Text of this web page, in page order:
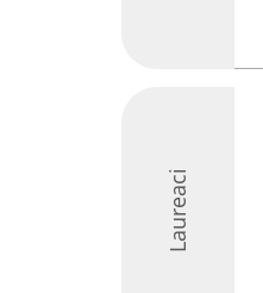
Laureaci